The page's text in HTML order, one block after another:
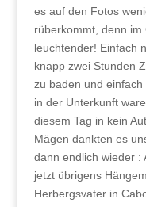
es auf den Fotos
rüberkommt, denn
leuchtender! Einfach
knapp zwei Stunden
zu baden und
in der Unterkunft
diesem Tag in kein
Mägen dankten es
dann endlich wieder :
jetzt übrigens
Herbergsvater in